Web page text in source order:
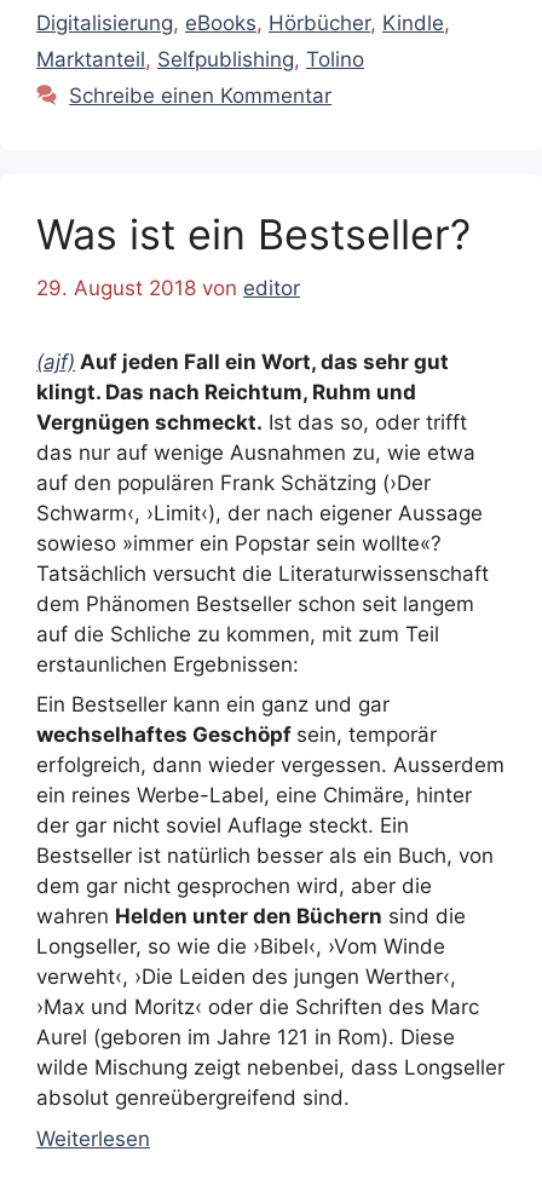
Digitalisierung, eBooks, Hörbücher, Kindle,
Marktanteil, Selfpublishing, Tolino
Schreibe einen Kommentar
Was ist ein Bestseller?
29. August 2018 von editor
(ajf) Auf jeden Fall ein Wort, das sehr gut
klingt. Das nach Reichtum, Ruhm und
Vergnügen schmeckt. Ist das so, oder trifft
das nur auf wenige Ausnahmen zu, wie etwa
auf den populären Frank Schätzing (›Der
Schwarm‹, ›Limit‹), der nach eigener Aussage
sowieso »immer ein Popstar sein wollte«?
Tatsächlich versucht die Literaturwissenschaft
dem Phänomen Bestseller schon seit langem
auf die Schliche zu kommen, mit zum Teil
erstaunlichen Ergebnissen:
Ein Bestseller kann ein ganz und gar
wechselhaftes Geschöpf sein, temporär
erfolgreich, dann wieder vergessen. Ausserdem
ein reines Werbe-Label, eine Chimäre, hinter
der gar nicht soviel Auflage steckt. Ein
Bestseller ist natürlich besser als ein Buch, von
dem gar nicht gesprochen wird, aber die
wahren Helden unter den Büchern sind die
Longseller, so wie die ›Bibel‹, ›Vom Winde
verweht‹, ›Die Leiden des jungen Werther‹,
›Max und Moritz‹ oder die Schriften des Marc
Aurel (geboren im Jahre 121 in Rom). Diese
wilde Mischung zeigt nebenbei, dass Longseller
absolut genreübergreifend sind.
Weiterlesen